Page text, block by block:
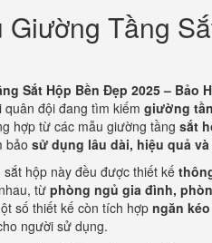
Giường Tầng
Sắt Hộp Bền Đẹp 2025 – Bảo
đội đang tìm kiếm giường
hợp từ các mẫu giường tầng sắt
bảo sử dụng lâu dài, hiệu quả
hộp này đều được thiết kế
từ phòng ngủ gia đình,
số thiết kế còn tích hợpngăn
người sử dụng.